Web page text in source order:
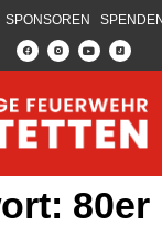
SPONSOREN SPENDEN
80er